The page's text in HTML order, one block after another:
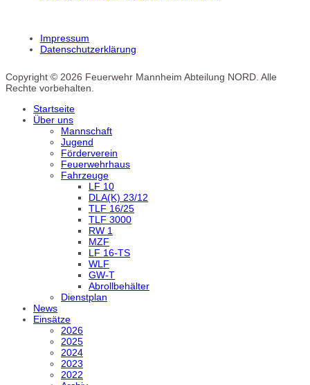
Impressum
Datenschutzerklärung
Copyright © 2026 Feuerwehr Mannheim Abteilung NORD. Alle
Rechte vorbehalten.
Startseite
Über uns
Mannschaft
Jugend
Förderverein
Feuerwehrhaus
Fahrzeuge
LF 10
DLA(K) 23/12
TLF 16/25
TLF 3000
RW 1
MZF
LF 16-TS
WLF
GW-T
Abrollbehälter
Dienstplan
News
Einsätze
2026
2025
2024
2023
2022